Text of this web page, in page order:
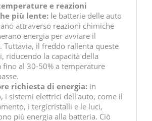
e reazioni
più lente: le batterie delle auto
attraverso reazioni chimiche
energia per avviare il
Tuttavia, il freddo rallenta queste
riducendo la capacità della
fino al 30-50% a temperature
richiesta di energia: in
i sistemi elettrici dell'auto, come il
i tergicristalli e le luci,
più energia alla batteria. Ciò